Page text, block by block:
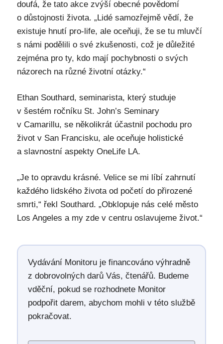
doufá, že tato akce zvýší obecné povědomí
o důstojnosti života. „Lidé samozřejmě vědí, že
existuje hnutí pro-life, ale oceňuji, že se tu mluvčí
s námi podělili o své zkušenosti, což je důležité
zejména pro ty, kdo mají pochybnosti o svých
názorech na různé životní otázky.“
Ethan Southard, seminarista, který studuje
v šestém ročníku St. John’s Seminary
v Camarillu, se několikrát účastnil pochodu pro
život v San Francisku, ale oceňuje holistické
a slavnostní aspekty OneLife LA.
„Je to opravdu krásné. Velice se mi líbí zahrnutí
každého lidského života od početí do přirozené
smrti,“ řekl Southard. „Obklopuje nás celé město
Los Angeles a my zde v centru oslavujeme život.“
Vydávání Monitoru je financováno výhradně
z dobrovolných darů Vás, čtenářů. Budeme
vděční, pokud se rozhodnete Monitor
podpořit darem, abychom mohli v této službě
pokračovat.